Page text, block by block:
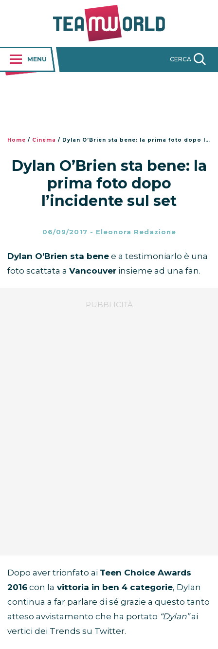
MENU CERCA
Home / Cinema / Dylan O’Brien sta bene: la prima foto dopo l’incidente sul set
Dylan O’Brien sta bene: la
prima foto dopo
l’incidente sul set
06/09/2017 - Eleonora Redazione
Dylan O’Brien sta bene e a testimoniarlo è una
foto scattata a Vancouver insieme ad una fan.
Dopo aver trionfato ai Teen Choice Awards
2016 con la vittoria in ben 4 categorie, Dylan
continua a far parlare di sé grazie a questo tanto
atteso avvistamento che ha portato “Dylan”ai
vertici dei Trends su Twitter.